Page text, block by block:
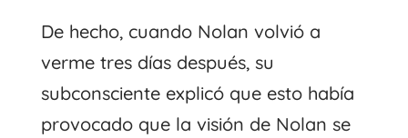
De hecho, cuando Nolan volvió a
verme tres días después, su
subconsciente explicó que esto había
provocado que la visión de Nolan se